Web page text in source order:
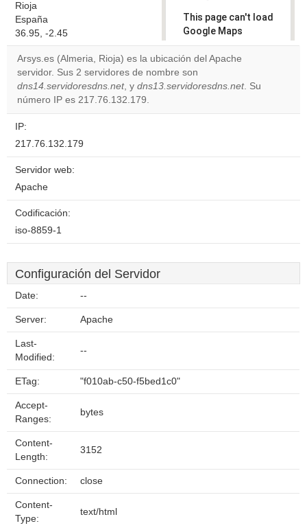
Rioja
España
36.95, -2.45
This page can't load
Google Maps
correctly.
Do you
own this
OK
Arsys.es (Almeria, Rioja) es la ubicación del Apache
servidor. Sus 2 servidores de nombre son
dns14.servidoresdns.net, y dns13.servidoresdns.net. Su
número IP es 217.76.132.179.
IP:
217.76.132.179
Servidor web:
Apache
Codificación:
iso-8859-1
Configuración del Servidor
Date: --
Server: Apache
Last-
Modified:
--
ETag: "f010ab-c50-f5bed1c0"
Accept-
Ranges:
bytes
Content-
Length:
3152
Connection: close
Content-
Type:
text/html